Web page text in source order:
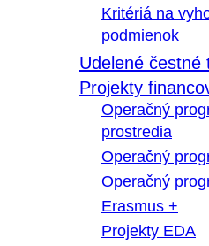
Kritériá na
podmienok
Udelené čestné
Projekty
Operačný
prostredia
Operačný
Operačný
Erasmus +
Projekty EDA